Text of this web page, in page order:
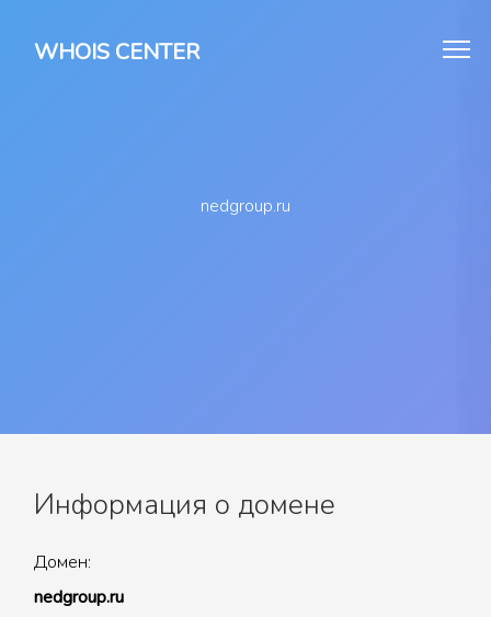
WHOIS CENTER
nedgroup.ru
Информация о домене
Домен:
nedgroup.ru